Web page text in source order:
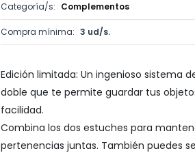
Categoría/s: Complementos
Compra mínima: 3 ud/s.
Edición limitada: Un ingenioso sistema
doble que te permite guardar tus
facilidad.
Combina los dos estuches para
pertenencias juntas. También puedes